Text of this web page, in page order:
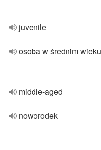
juvenile
osoba w średnim wieku
middle-aged
noworodek